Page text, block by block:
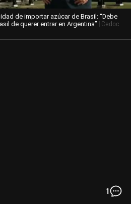
de importar azúcar de Brasil: “Debe
de querer entrar en Argentina” | Cedoc
1